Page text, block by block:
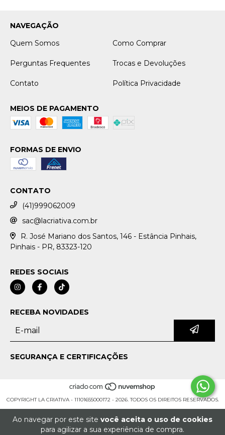
Ao navegar por este site você aceita o uso de cookies
para agilizar a sua experiência de compra.
NAVEGAÇÃO
Quem Somos
Como Comprar
Perguntas Frequentes Trocas e Devoluções
Contato Política Privacidade
MEIOS DE PAGAMENTO
FORMAS DE ENVIO
CONTATO
(41)999062009
sac@lacriativa.com.br
R. José Mariano dos Santos, 146 - Estância Pinhais,
Pinhais - PR, 83323-120
REDES SOCIAIS
RECEBA NOVIDADES
SEGURANÇA E CERTIFICAÇÕES
COPYRIGHT LA CRIATIVA - 11101655000172 - 2026. TODOS OS DIREITOS RESERVADOS.